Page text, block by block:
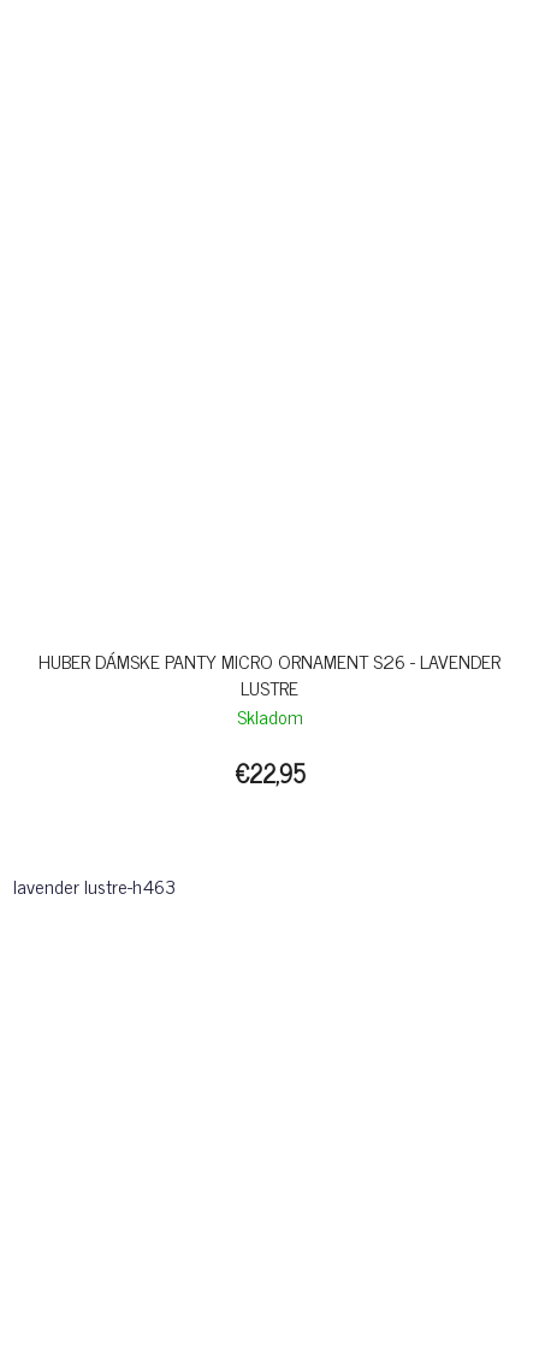
HUBER DÁMSKE PANTY MICRO ORNAMENT S26 - LAVENDER
LUSTRE
Skladom
€22,95
lavender lustre-h463